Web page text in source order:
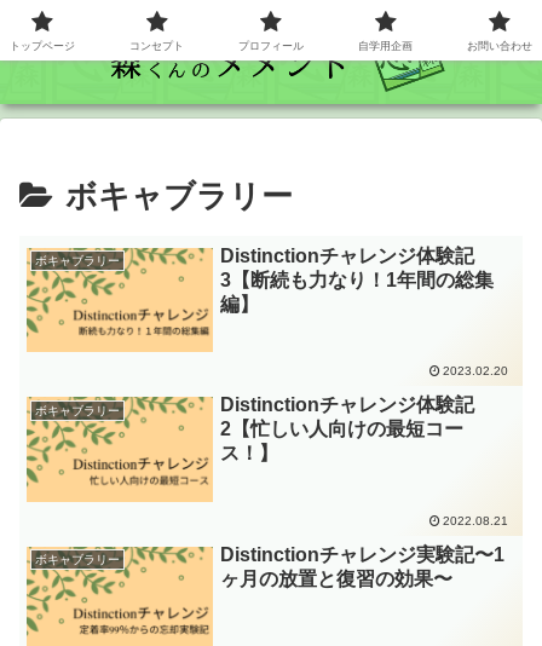
ボキャブラリー
ボキャブラリー
Distinctionチャレンジ体験記
3【断続も力なり！1年間の総集
編】
2023.02.20
ボキャブラリー
Distinctionチャレンジ体験記
2【忙しい人向けの最短コー
ス！】
2022.08.21
ボキャブラリー
Distinctionチャレンジ実験記〜1
ヶ月の放置と復習の効果〜
トップベージ コンセプト プロフィール 自学用企画 お問い合わせ